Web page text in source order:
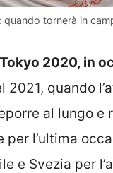
quando tornerà in
Tokyo 2020, in
quando
al lungo
per l’ultima
e Svezia per